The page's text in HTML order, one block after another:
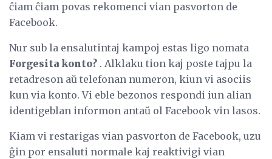
ĉiam ĉiam povas rekomenci vian pasvorton de
Facebook.
Nur sub la ensalutintaj kampoj estas ligo nomata
Forgesita konto? . Alklaku tion kaj poste tajpu la
retadreson aŭ telefonan numeron, kiun vi asociis
kun via konto. Vi eble bezonos respondi iun alian
identigeblan informon antaŭ ol Facebook vin lasos.
Kiam vi restarigas vian pasvorton de Facebook, uzu
ĝin por ensaluti normale kaj reaktivigi vian